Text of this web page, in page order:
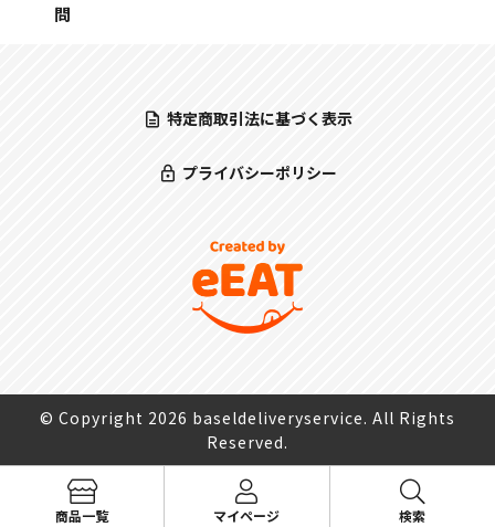
問
特定商取引法に基づく表示
プライバシーポリシー
© Copyright 2026 baseldeliveryservice. All Rights
Reserved.
商品一覧 マイページ 検索検索